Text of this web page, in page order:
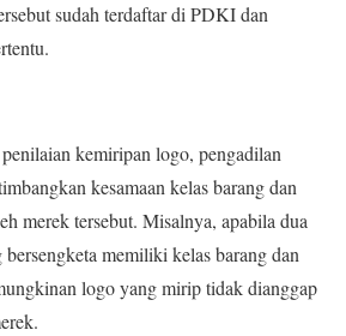
sudah terdaftar di PDKI dan
kemiripan logo, pengadilan
kesamaan kelas barang dan
merek tersebut. Misalnya, apabila dua
memiliki kelas barang dan
logo yang mirip tidak dianggap